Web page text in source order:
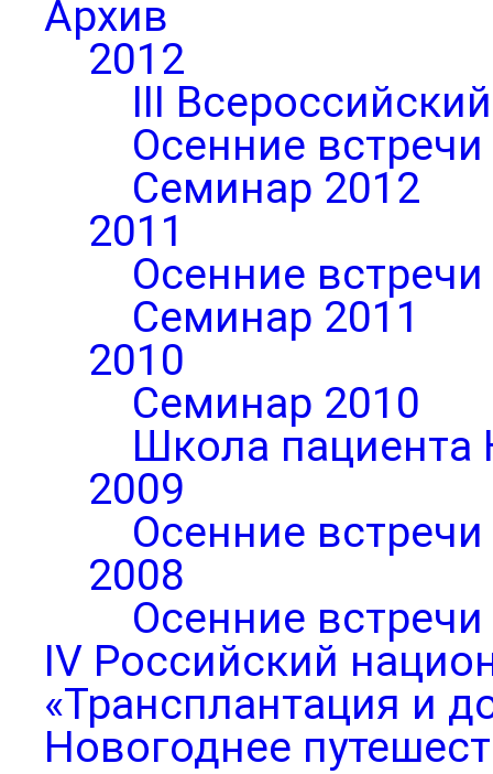
Архив
2012
III
Осенние
Семинар 2012
2011
Осенние
Семинар 2011
2010
Семинар 2010
Школа пациента
2009
Осенние
2008
Осенние
IV Российский
«Трансплантация и
Новогоднее